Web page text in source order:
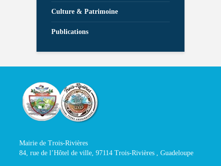
Culture & Patrimoine
Publications
Mairie de Trois-Rivières
84, rue de l’Hôtel de ville, 97114 Trois-Rivières , Guadeloupe